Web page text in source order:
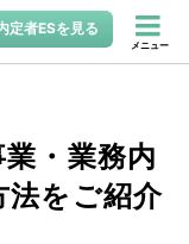
定者ESを見る
メニュー
・業務内
法をご紹介